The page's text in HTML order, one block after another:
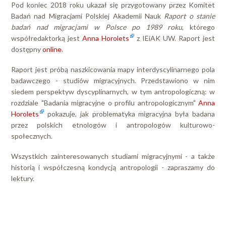
Pod koniec 2018 roku ukazał się przygotowany przez Komitet
Badań nad Migracjami Polskiej Akademii Nauk Raport o stanie
badań nad migracjami w Polsce po 1989 roku, którego
współredaktorką jest Anna Horolets
z IEiAK UW. Raport jest
dostępnyonline.
Raport jest próbą naszkicowania mapy interdyscylinarnego pola
badawczego - studiów migracyjnych. Przedstawiono w nim
siedem perspektyw dyscyplinarnych, w tym antropologiczną: w
rozdziale "Badania migracyjne o profilu antropologicznym" Anna
Horolets
pokazuje, jak problematyka migracyjna była badana
przez polskich etnologów i antropologów kulturowo-
społecznych.
Wszystkich zainteresowanych studiami migracyjnymi - a także
historią i współczesną kondycją antropologii - zapraszamy do
lektury.